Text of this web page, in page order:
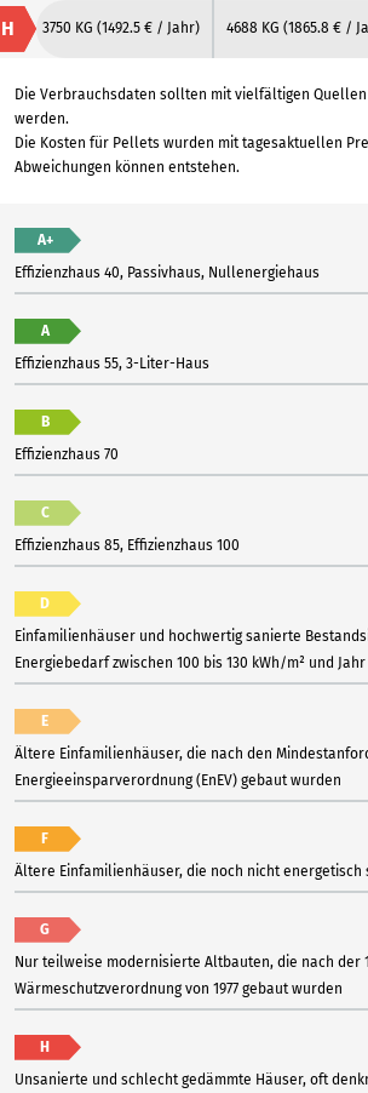
H 3750 KG (1492.5 € / Jahr) 4688 KG (1865.8 € /
Die Verbrauchsdaten sollten mit vielfältigen
werden.
Die Kosten für Pellets wurden mit tagesaktuellen
Abweichungen können entstehen.
A+
Effizienzhaus 40, Passivhaus, Nullenergiehaus
A
Effizienzhaus 55, 3-Liter-Haus
B
Effizienzhaus 70
C
Effizienzhaus 85, Effizienzhaus 100
D
Einfamilienhäuser und hochwertig sanierte
Energiebedarf zwischen 100 bis 130 kWh/m² und Jahr
E
Ältere Einfamilienhäuser, die nach den
Energieeinsparverordnung (EnEV) gebaut wurden
F
Ältere Einfamilienhäuser, die noch nicht energetisch
G
Nur teilweise modernisierte Altbauten, die nach der
Wärmeschutzverordnung von 1977 gebaut wurden
H
Unsanierte und schlecht gedämmte Häuser, oft